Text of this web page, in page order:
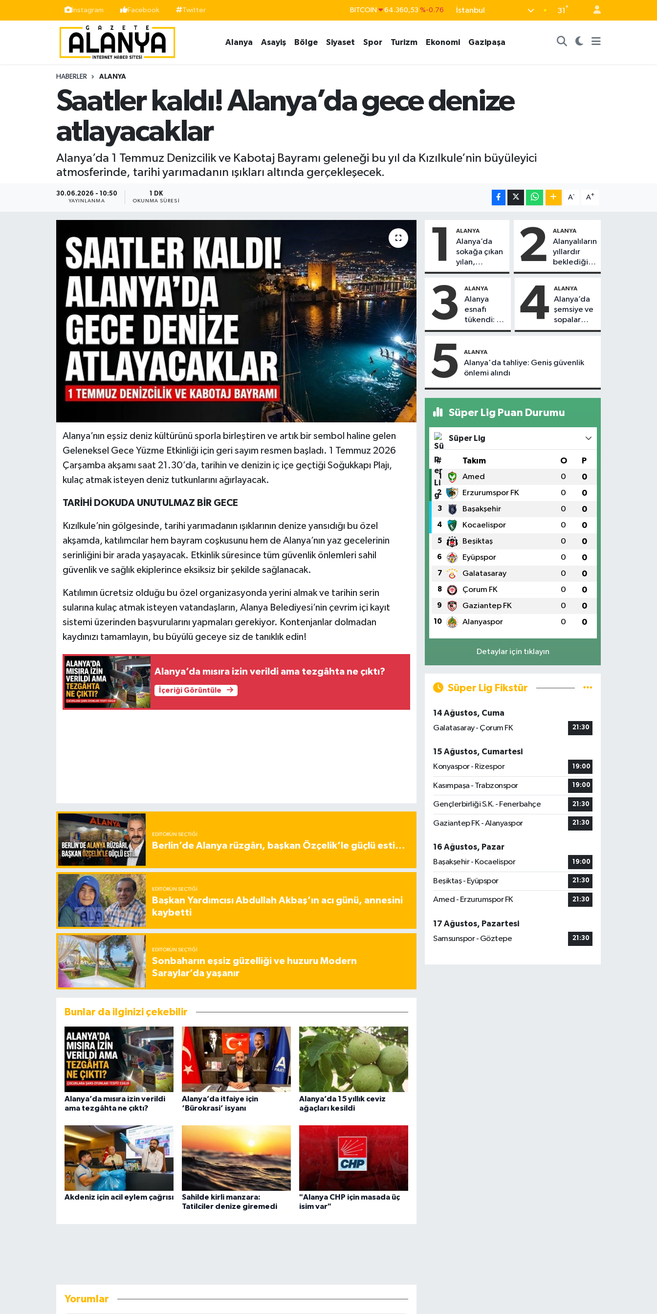
İnstagram Facebook Twitter
%64
İstanbul 31 °
Alanya Asayiş Bölge Siyaset Spor Turizm Ekonomi Gazipaşa
HABERLER ALANYA
Saatler kaldı! Alanya’da gece denize
atlayacaklar
Alanya’da 1 Temmuz Denizcilik ve Kabotaj Bayramı geleneği bu yıl da Kızılkule’nin büyüleyici
atmosferinde, tarihi yarımadanın ışıkları altında gerçekleşecek.
30.06.2026 - 10:50
YAYINLANMA
1 DK
OKUNMA SÜRESI
A- A+
Alanya’nın eşsiz deniz kültürünü sporla birleştiren ve artık bir sembol haline gelen
Geleneksel Gece Yüzme Etkinliği için geri sayım resmen başladı. 1 Temmuz 2026
Çarşamba akşamı saat 21.30’da, tarihin ve denizin iç içe geçtiği Soğukkapı Plajı,
kulaç atmak isteyen deniz tutkunlarını ağırlayacak.
TARİHİ DOKUDA UNUTULMAZ BİR GECE
Kızılkule’nin gölgesinde, tarihi yarımadanın ışıklarının denize yansıdığı bu özel
akşamda, katılımcılar hem bayram coşkusunu hem de Alanya’nın yaz gecelerinin
serinliğini bir arada yaşayacak. Etkinlik süresince tüm güvenlik önlemleri sahil
güvenlik ve sağlık ekiplerince eksiksiz bir şekilde sağlanacak.
Katılımın ücretsiz olduğu bu özel organizasyonda yerini almak ve tarihin serin
sularına kulaç atmak isteyen vatandaşların, Alanya Belediyesi’nin çevrim içi kayıt
sistemi üzerinden başvurularını yapmaları gerekiyor. Kontenjanlar dolmadan
kaydınızı tamamlayın, bu büyülü geceye siz de tanıklık edin!
Alanya’da mısıra izin verildi ama tezgâhta ne çıktı?
İçeriği Görüntüle
EDITÖRÜN SEÇTIĞI
Berlin’de Alanya rüzgârı, başkan Özçelik’le güçlü esti…
EDITÖRÜN SEÇTIĞI
Başkan Yardımcısı Abdullah Akbaş’ın acı günü, annesini
kaybetti
EDITÖRÜN SEÇTIĞI
Sonbaharın eşsiz güzelliği ve huzuru Modern
Saraylar’da yaşanır
Bunlar da ilginizi çekebilir
Alanya’da mısıra izin verildi
ama tezgâhta ne çıktı?
Alanya’da itfaiye için
‘Bürokrasi’ isyanı
Alanya’da 15 yıllık ceviz
ağaçları kesildi
Akdeniz için acil eylem çağrısı
Sahilde kirli manzara:
Tatilciler denize giremedi
"Alanya CHP için masada üç
isim var"
Yorumlar
1 ALANYA
Alanya’da
sokağa çıkan
yılan,
vatandaşı
2 ALANYA
Alanyalıların
yıllardır
beklediği
yol askıdan
3 ALANYA
Alanya
esnafı
tükendi: 1
ayda 150
kapandı
4 ALANYA
Alanya’da
şemsiye ve
sopalar
havada
5 ALANYA
Alanya'da tahliye: Geniş güvenlik
önlemi alındı
Süper Lig Puan Durumu
Süper Lig
# Takım O P
1 Amed 0 0
2 Erzurumspor FK 0 0
3 Başakşehir 0 0
4 Kocaelispor 0 0
5 Beşiktaş 0 0
6 Eyüpspor 0 0
7 Galatasaray 0 0
8 Çorum FK 0 0
9 Gaziantep FK 0 0
10 Alanyaspor 0 0
Detaylar için tıklayın
Süper Lig Fikstür
14 Ağustos, Cuma
Galatasaray - Çorum FK
21:30
15 Ağustos, Cumartesi
Konyaspor - Rizespor
19:00
Kasımpaşa - Trabzonspor 19:00
Gençlerbirliği S.K. - Fenerbahçe 21:30
Gaziantep FK - Alanyaspor 21:30
16 Ağustos, Pazar
Başakşehir - Kocaelispor
19:00
Beşiktaş - Eyüpspor 21:30
Amed - Erzurumspor FK 21:30
17 Ağustos, Pazartesi
Samsunspor - Göztepe
21:30
İstanbul Nöbetçi Eczaneler
İstanbul Hava Durumu
Süper Lig Puan Durumu ve Fikstür
Tüm Manşetler
Son Dakika Haberleri